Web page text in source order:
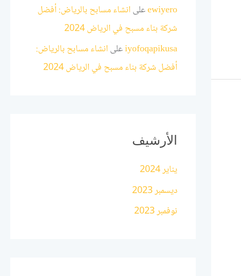
ewiyeroعلى انشاء مسابح بالرياض: أفضل
شركة بناء مسبح في الرياض 2024
iyofoqapikusaعلى انشاء مسابح بالرياض:
أفضل شركة بناء مسبح في الرياض 2024
الأرشيف
يناير 2024
ديسمبر 2023
نوفمبر 2023